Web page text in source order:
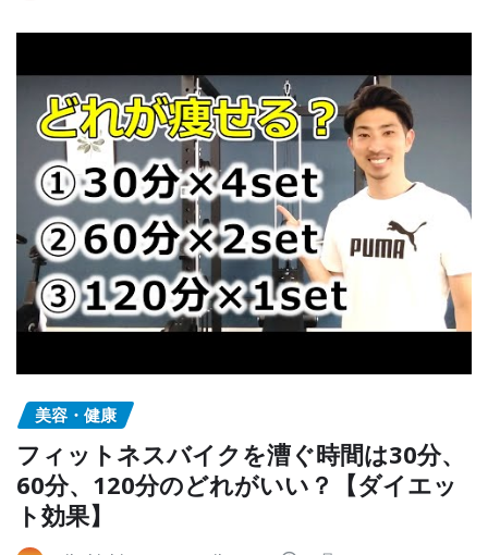
美容・健康
フィットネスバイクを漕ぐ時間は30分、
60分、120分のどれがいい？【ダイエッ
ト効果】